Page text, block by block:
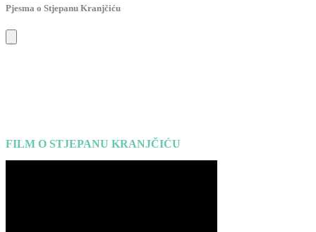
Pjesma o Stjepanu Kranjčiću
FILM O STJEPANU KRANJČIĆU